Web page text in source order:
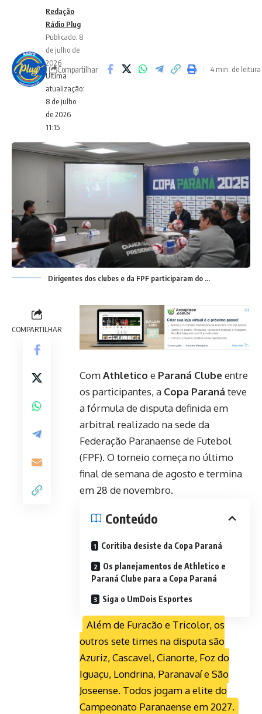
Ultima
atualização:
8 de julho
de 2026
11:15
Redação
Rádio Plug
Publicado: 8
de julho de
2026
Compartilhar 4 min. de leitura
Dirigentes dos clubes e da FPF participaram do ...
COMPARTILHAR
ComAthletico e Paraná Clubeentre
os participantes, a Copa Paraná teve
a fórmula de disputa definida em
arbitral realizado na sede da
Federação Paranaense de Futebol
(FPF). O torneio começa no último
final de semana de agosto e termina
em 28 de novembro.
Conteúdo
Coritiba desiste da Copa Paraná
Os planejamentos de Athletico e
Paraná Clube para a Copa Paraná
Siga o UmDois Esportes
Além de Furacão e Tricolor, os
outros sete times na disputa são
Azuriz, Cascavel, Cianorte, Foz do
Iguaçu, Londrina, Paranavaí e São
Joseense. Todos jogam a elite do
Campeonato Paranaense em 2027.